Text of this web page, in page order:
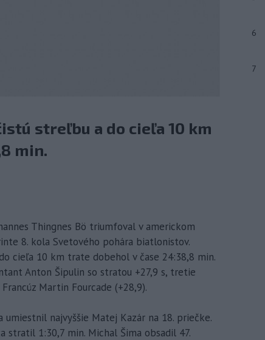
streľbu a do cieľa 10 km
min.
Thingnes Bö triumfoval v americkom
8. kola Svetového pohára biatlonistov.
cieľa 10 km trate dobehol v čase 24:38,8 min.
Anton Šipulin so stratou +27,9 s, tretie
Martin Fourcade (+28,9).
najvyššie Matej Kazár na 18. priečke.
1:30,7 min. Michal Šima obsadil 47.
6
7